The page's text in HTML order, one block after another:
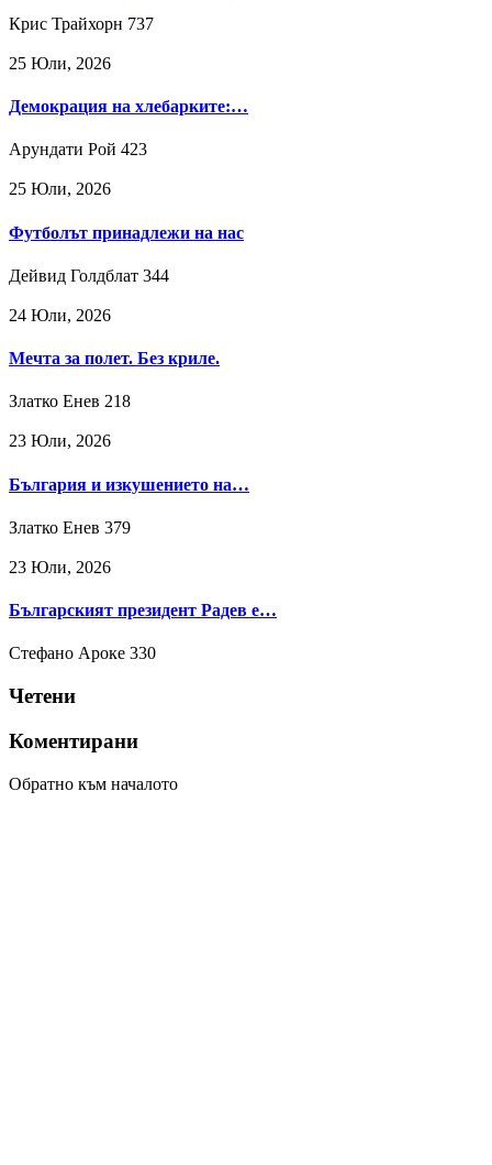
Крис Трайхорн 737
25 Юли, 2026
Демокрация на хлебарките:…
Арундати Рой 423
25 Юли, 2026
Футболът принадлежи на нас
Дейвид Голдблат 344
24 Юли, 2026
Мечта за полет. Без криле.
Златко Енев 218
23 Юли, 2026
България и изкушението на…
Златко Енев 379
23 Юли, 2026
Българският президент Радев е…
Стефано Ароке 330
Четени
Коментирани
Обратно към началото